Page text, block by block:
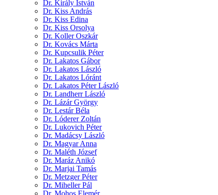
Dr. Király István
Dr. Kiss András
Dr. Kiss Edina
Dr. Kiss Orsolya
Dr. Koller Oszkár
Dr. Kovács Márta
Dr. Kupcsulik Péter
Dr. Lakatos Gábor
Dr. Lakatos László
Dr. Lakatos Lóránt
Dr. Lakatos Péter László
Dr. Landherr László
Dr. Lázár György
Dr. Lestár Béla
Dr. Lóderer Zoltán
Dr. Lukovich Péter
Dr. Madácsy László
Dr. Magyar Anna
Dr. Maléth József
Dr. Maráz Anikó
Dr. Marjai Tamás
Dr. Metzger Péter
Dr. Miheller Pál
Dr. Mohos Elemér